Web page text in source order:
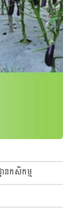
ានកសិកម្ម